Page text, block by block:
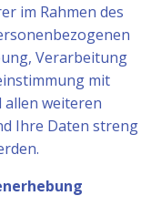
im Rahmen des
Verarbeitung
mit
allen weiteren
Ihre Daten streng